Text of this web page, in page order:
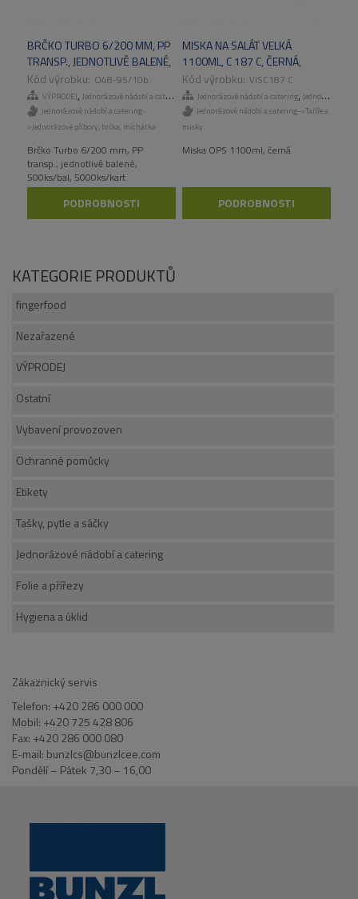
BRČKO TURBO 6/200 MM, PP
TRANSP., JEDNOTLIVĚ BALENÉ,
500KS/BAL, 5000KS/KART
O48-95/10b
VÝPRODEJ, Jednorázové nádobí a catering ,Jednorázové příbory, brčka, míchátka
Jednorázové nádobí a catering-
>Jednorázové příbory, brčka, míchátka
Brčko Turbo 6/200 mm, PP
transp., jednotlivě balené,
500ks/bal, 5000ks/kart
PODROBNOSTI
MISKA NA SALÁT VELKÁ
1100ML, C 187 C, ČERNÁ,
300KS/KART VISC187 C
Jednorázové nádobí a catering, Jednorázové talíře a misky
Jednorázové nádobí a catering->Talíře a
misky
Miska OPS 1100ml, černá
PODROBNOSTI
KATEGORIE PRODUKTŮ
fingerfood
Nezařazené
VÝPRODEJ
Ostatní
Vybavení provozoven
Ochranné pomůcky
Etikety
Tašky, pytle a sáčky
Jednorázové nádobí a catering
Folie a přířezy
Hygiena a úklid
Zákaznický servis
Telefon: +420 286 000 000
Mobil: +420 725 428 806
Fax: +420 286 000 080
E-mail: bunzlcs@bunzlcee.com
Pondělí – Pátek 7,30 – 16,00